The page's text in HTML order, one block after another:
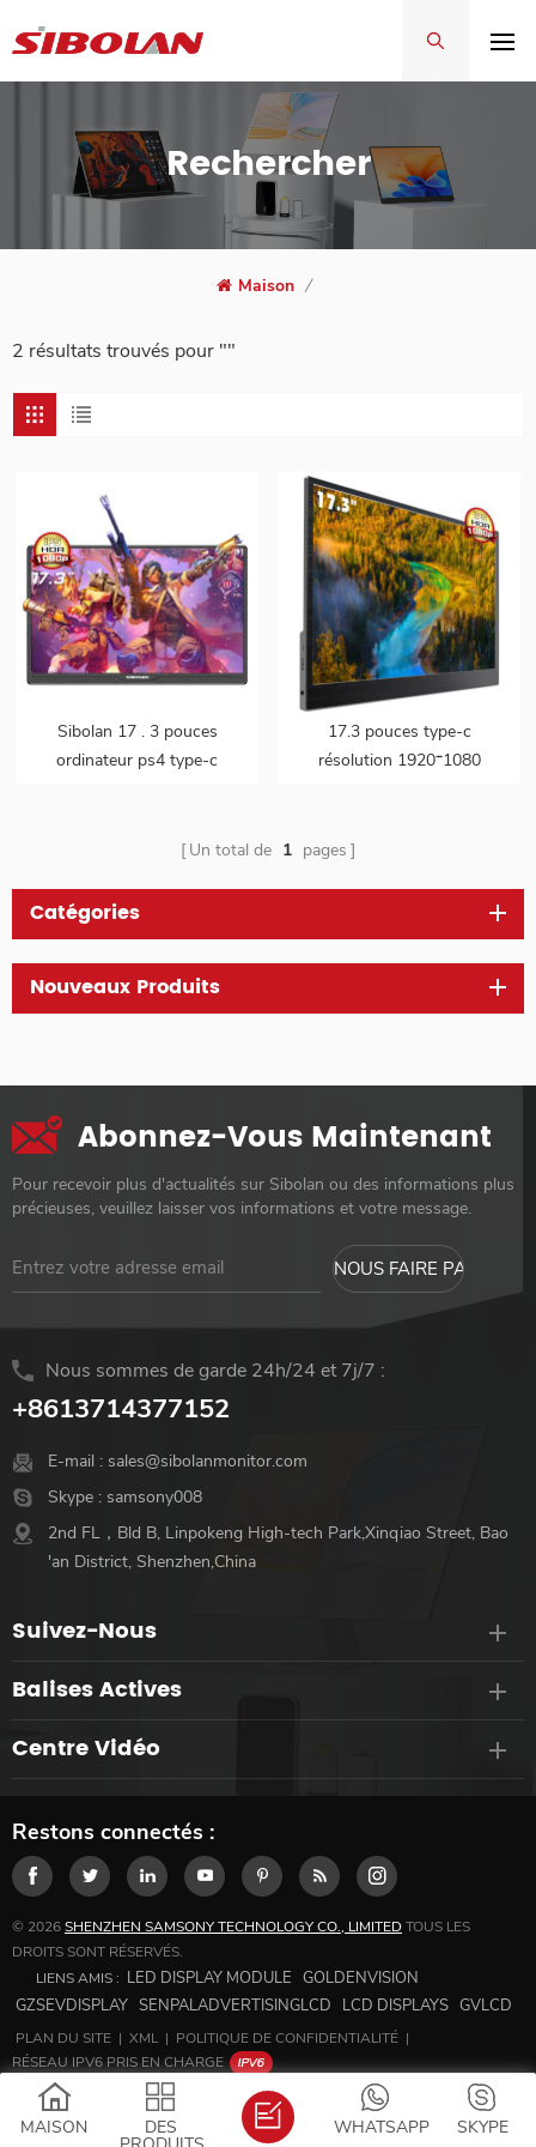
Rechercher
Maison /
2 résultats trouvés pour ""
Sibolan 17 . 3 pouces
ordinateur ps4 type-c
gamer moniteur
17.3 pouces type-c
résolution 1920*1080
Un total de 1 pages
Catégories
Nouveaux Produits
Abonnez-Vous Maintenant
Pour recevoir plus d'actualités sur Sibolan ou des informations plus
précieuses, veuillez laisser vos informations et votre message.
Nous sommes de garde 24h/24 et 7j/7 :
+8613714377152
E-mail : sales@sibolanmonitor.com
Skype : samsony008
2nd FL，Bld B, Linpokeng High-tech Park,Xinqiao Street, Bao
'an District, Shenzhen,China
Suivez-Nous
Balises Actives
Centre Vidéo
Restons connectés :
© 2026SHENZHEN SAMSONY TECHNOLOGY CO., LIMITED TOUS LES
DROITS SONT RÉSERVÉS.
LIENS AMIS : LED DISPLAY MODULE GOLDENVISION
GZSEVDISPLAY SENPALADVERTISINGLCD LCD DISPLAYS GVLCD
PLAN DU SITE | XML | POLITIQUE DE CONFIDENTIALITÉ |
RÉSEAU IPV6 PRIS EN CHARGE
MAISON DES SKYPE
WHATSAPP